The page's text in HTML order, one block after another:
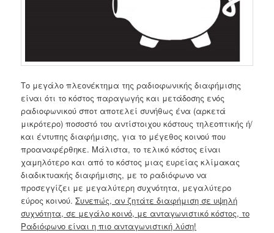
Το μεγάλο πλεονέκτημα της ραδιοφωνικής διαφήμισης
είναι ότι το κόστος παραγωγής και μετάδοσης ενός
ραδιοφωνικού σποτ αποτελεί συνήθως ένα (αρκετά
μικρότερο) ποσοστό του αντίστοιχου κόστους τηλεοπτικής ή/
και έντυπης διαφήμισης, για το μέγεθος κοινού που
προαναφέρθηκε. Μάλιστα, το τελικό κόστος είναι
χαμηλότερο και από το κόστος μιας ευρείας κλίμακας
διαδικτυακής διαφήμισης, με το ραδιόφωνο να
προσεγγίζει με μεγαλύτερη συχνότητα, μεγαλύτερο
εύρος κοινού.Συνεπώς, αν ζητάτε διαφήμιση σε υψηλή
συχνότητα, σε μεγάλο κοινό, με ανταγωνιστικό κόστος, το
Ραδιόφωνο είναι η πιο ανταγωνιστική λύση!